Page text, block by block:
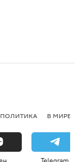
ПОЛИТИКА В МИРЕ